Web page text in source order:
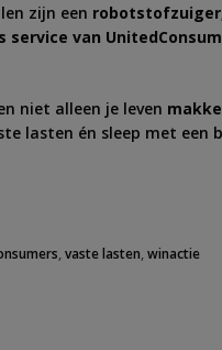
zijn een
service van
niet alleen je leven
lasten én sleep met
,vaste lasten,winactie